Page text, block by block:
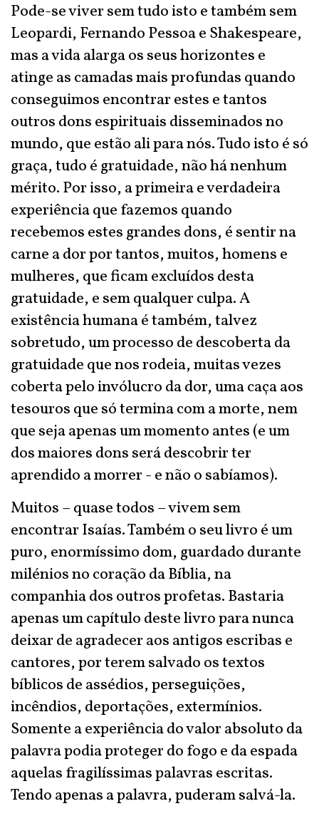
Pode-se viver sem tudo isto e também sem
Leopardi, Fernando Pessoa e Shakespeare,
mas a vida alarga os seus horizontes e
atinge as camadas mais profundas quando
conseguimos encontrar estes e tantos
outros dons espirituais disseminados no
mundo, que estão ali para nós. Tudo isto é só
graça, tudo é gratuidade, não há nenhum
mérito. Por isso, a primeira e verdadeira
experiência que fazemos quando
recebemos estes grandes dons, é sentir na
carne a dor por tantos, muitos, homens e
mulheres, que ficam excluídos desta
gratuidade, e sem qualquer culpa. A
existência humana é também, talvez
sobretudo, um processo de descoberta da
gratuidade que nos rodeia, muitas vezes
coberta pelo invólucro da dor, uma caça aos
tesouros que só termina com a morte, nem
que seja apenas um momento antes (e um
dos maiores dons será descobrir ter
aprendido a morrer - e não o sabíamos).
Muitos – quase todos – vivem sem
encontrar Isaías. Também o seu livro é um
puro, enormíssimo dom, guardado durante
milénios no coração da Bíblia, na
companhia dos outros profetas. Bastaria
apenas um capítulo deste livro para nunca
deixar de agradecer aos antigos escribas e
cantores, por terem salvado os textos
bíblicos de assédios, perseguições,
incêndios, deportações, extermínios.
Somente a experiência do valor absoluto da
palavra podia proteger do fogo e da espada
aquelas fragilíssimas palavras escritas.
Tendo apenas a palavra, puderam salvá-la.